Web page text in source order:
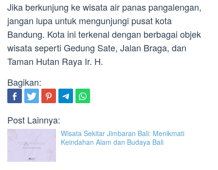
Jika berkunjung ke wisata air panas pangalengan,
jangan lupa untuk mengunjungi pusat kota
Bandung. Kota ini terkenal dengan berbagai objek
wisata seperti Gedung Sate, Jalan Braga, dan
Taman Hutan Raya Ir. H.
Bagikan:
Post Lainnya:
Wisata Sekitar Jimbaran Bali: Menikmati
Keindahan Alam dan Budaya Bali